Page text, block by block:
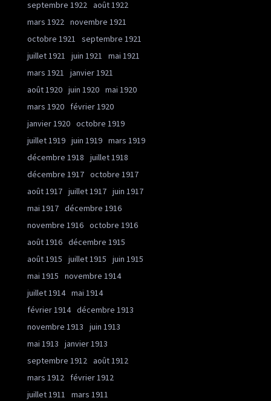
septembre 1922 août 1922
mars 1922 novembre 1921
octobre 1921
septembre 1921
juillet 1921
juin 1921
mai 1921
mars 1921
janvier 1921
août 1920 juin 1920 mai 1920
mars 1920
février 1920
janvier 1920 octobre 1919
juillet 1919 juin 1919 mars 1919
décembre 1918
juillet 1918
décembre 1917 octobre 1917
août 1917 juillet 1917 juin 1917
mai 1917 décembre 1916
novembre 1916 octobre 1916
août 1916 décembre 1915
août 1915
juillet 1915
juin 1915
mai 1915
novembre 1914
juillet 1914 mai 1914
février 1914 décembre 1913
novembre 1913
juin 1913
mai 1913
janvier 1913
septembre 1912 août 1912
mars 1912
février 1912
juillet 1911
mars 1911